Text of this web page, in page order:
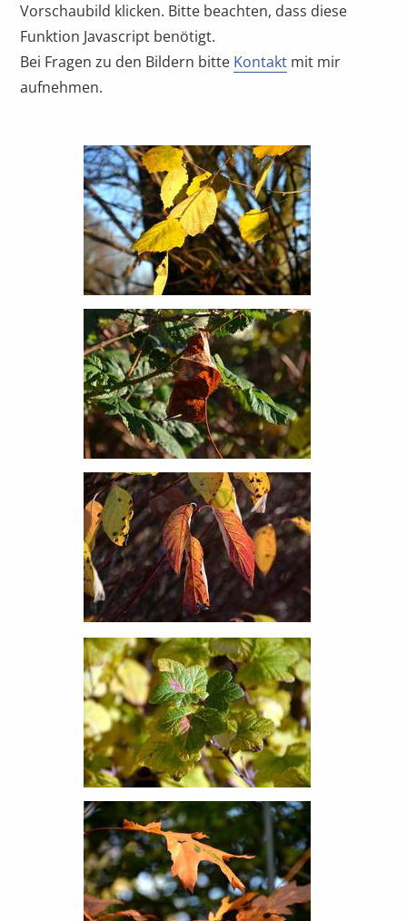
Vorschaubild klicken. Bitte beachten, dass diese
Funktion Javascript benötigt.
Bei Fragen zu den Bildern bitte Kontakt mit mir
aufnehmen.